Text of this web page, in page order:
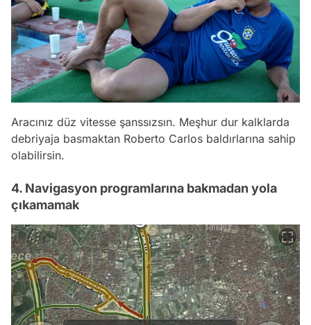
Aracınız düz vitesse şanssızsın. Meşhur dur kalklarda
debriyaja basmaktan Roberto Carlos baldırlarına sahip
olabilirsin.
4. Navigasyon programlarına bakmadan yola
çıkamamak